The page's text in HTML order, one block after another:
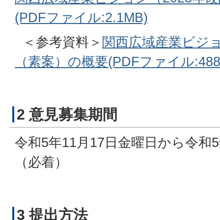
(PDFファイル:2.1MB)
＜参考資料＞ 関西広域産業ビジ
（素案）の概要(PDFファイル
2 意見募集期間
令和5年11月17日金曜日から令和
（必着）
3 提出方法